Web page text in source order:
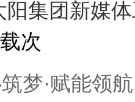
阳集团新媒
次
梦·赋能领